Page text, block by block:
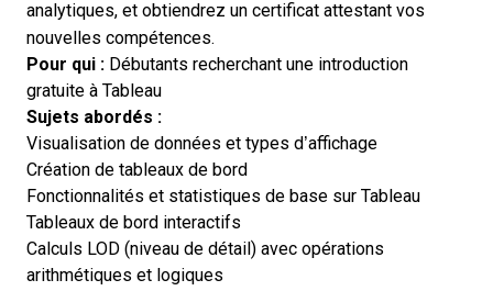
analytiques, et obtiendrez un certificat attestant vos
nouvelles compétences.
Pour qui : Débutants recherchant une introduction
gratuite à Tableau
Sujets abordés :
Visualisation de données et types d’affichage
Création de tableaux de bord
Fonctionnalités et statistiques de base sur Tableau
Tableaux de bord interactifs
Calculs LOD (niveau de détail) avec opérations
arithmétiques et logiques